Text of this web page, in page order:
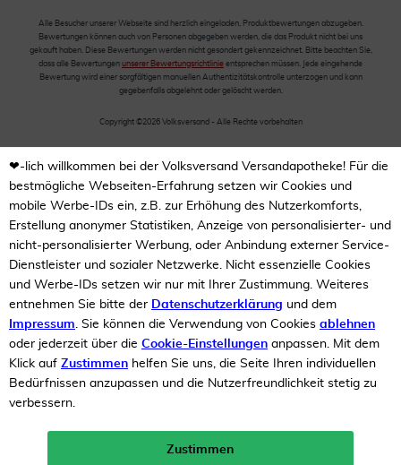
Neukunden-Rabatt ab 49€!
Alle Besucher unserer Webseite sind herzlich eingeladen, Produktbewertungen abzugeben.
Bewertungen können auch von Personen abgegeben werden, die das Produkt nicht bei uns
gekauft haben. Diese Bewertungen werden nicht gesondert gekennzeichnet. Bitte beachten Sie,
dass alle Bewertungen unserer Bewertungsrichtlinie entsprechen müssen. Jede eingehende
Bewertung wird einer sorgfältigen manuellen Authentizitätskontrolle unterzogen und kann
gegebenfalls abgelehnt oder gelöscht werden.
Copyright ©2026 Volksversand - Alle Rechte vorbehalten
❤-lich willkommen bei der Volksversand Versandapotheke! Für die
bestmögliche Webseiten-Erfahrung setzen wir Cookies und
mobile Werbe-IDs ein, z.B. zur Erhöhung des Nutzerkomforts,
Erstellung anonymer Statistiken, Anzeige von personalisierter- und
nicht-personalisierter Werbung, oder Anbindung externer Service-
Dienstleister und sozialer Netzwerke. Nicht essenzielle Cookies
und Werbe-IDs setzen wir nur mit Ihrer Zustimmung. Weiteres
entnehmen Sie bitte der Datenschutzerklärung und dem
Impressum. Sie können die Verwendung von Cookies ablehnen
oder jederzeit über die Cookie-Einstellungen anpassen. Mit dem
Klick auf Zustimmen helfen Sie uns, die Seite Ihren individuellen
Bedürfnissen anzupassen und die Nutzerfreundlichkeit stetig zu
verbessern.
Zustimmen